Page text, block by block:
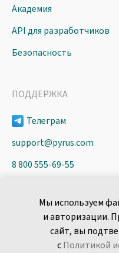
Мы используем
и авторизации.
сайт, вы
сПолитикой
Академия
API для разработчиков
Безопасность
ПОДДЕРЖКА
Телеграм
support@pyrus.com
8 800 555-69-55
пн-пт с 9 до 18 часов (Мск)
Сообщить об
уязвимости